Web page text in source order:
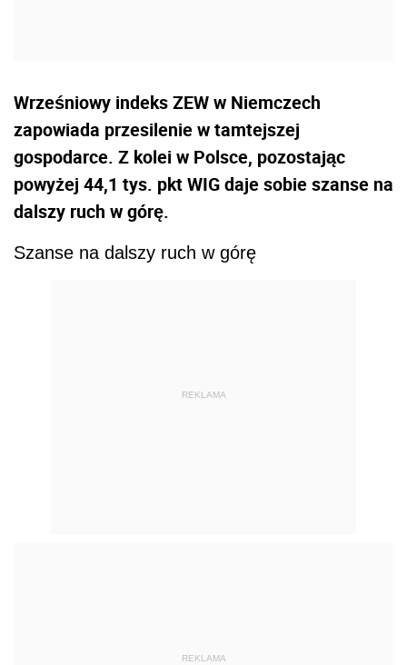
Wrześniowy indeks ZEW w Niemczech
zapowiada przesilenie w tamtejszej
gospodarce. Z kolei w Polsce, pozostając
powyżej 44,1 tys. pkt WIG daje sobie szanse na
dalszy ruch w górę.
Szanse na dalszy ruch w górę
REKLAMA
REKLAMA